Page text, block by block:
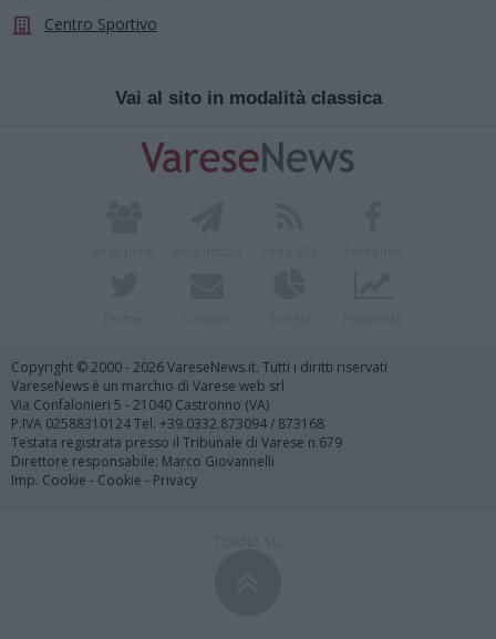
Centro Sportivo
Vai al sito in modalità classica
Copyright © 2000 - 2026 VareseNews.it. Tutti i diritti riservati
VareseNews è un marchio di Varese web srl
Via Confalonieri 5 - 21040 Castronno (VA)
P.IVA 02588310124 Tel. +39.0332.873094 / 873168
Testata registrata presso il Tribunale di Varese n.679
Direttore responsabile: Marco Giovannelli
Imp. Cookie - Cookie - Privacy